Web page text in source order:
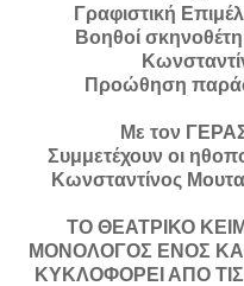
Γραφιστική
Βοηθοί
Προώθηση
Με τον
Συμμετέχουν οι
Κωνσταντίνος
ΤΟ ΘΕΑΤΡΙΚΟ
ΜΟΝΟΛΟΓΟΣ ΕΝΟΣ
ΚΥΚΛΟΦΟΡΕΙ ΑΠΟ